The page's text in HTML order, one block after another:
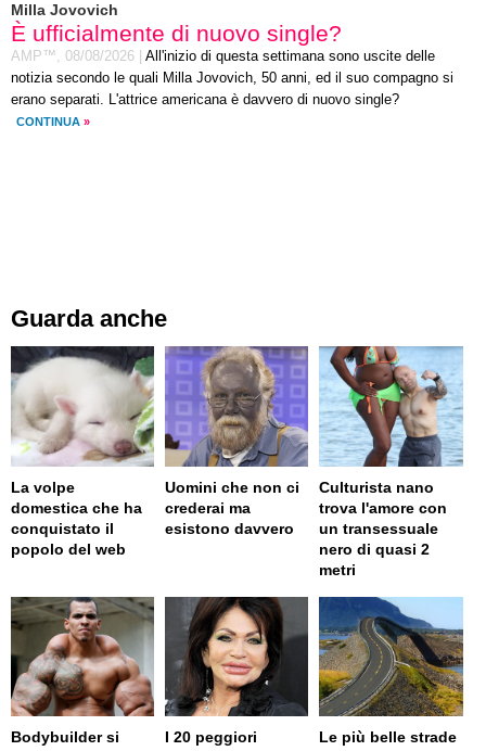
Milla Jovovich
È ufficialmente di nuovo single?
AMP™, 08/08/2026
All'inizio di questa settimana sono uscite delle
notizia secondo le quali Milla Jovovich, 50 anni, ed il suo compagno si
erano separati. L'attrice americana è davvero di nuovo single?
CONTINUA »
Guarda anche
La volpe
domestica che ha
conquistato il
popolo del web
Uomini che non ci
crederai ma
esistono davvero
Culturista nano
trova l'amore con
un transessuale
nero di quasi 2
metri
Bodybuilder si
I 20 peggiori
Le più belle strade